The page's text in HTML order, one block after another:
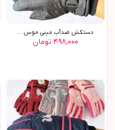
دستکش ضدآب ميني موس ...
۴۹۸,۰۰۰ تومان